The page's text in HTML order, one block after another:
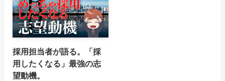
採用担当者が語る。「採
用したくなる」最強の志
望動機。